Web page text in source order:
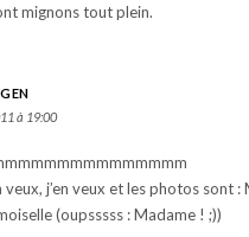
mignons tout plein.
à 19:00
veux, j’en veux et les photos sont
(oupsssss : Madame ! ;))